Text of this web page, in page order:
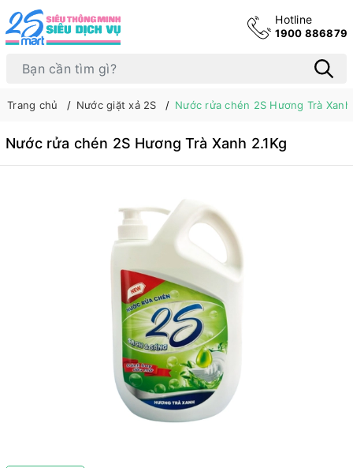
Hotline
1900 886879
Trang chủ Nước giặt xả 2S Nước rửa chén 2S Hương Trà Xanh
Nước rửa chén 2S Hương Trà Xanh 2.1Kg